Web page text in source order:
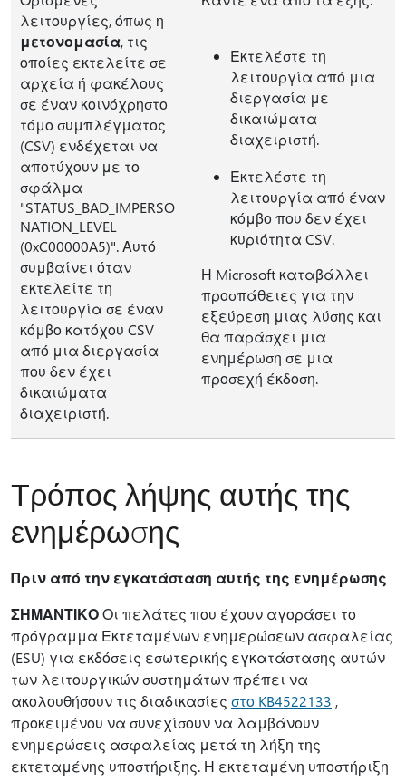
λειτουργίες, όπως η
μετονομασία, τις
οποίες εκτελείτε σε
αρχεία ή φακέλους
σε έναν κοινόχρηστο
τόμο συμπλέγματος
(CSV) ενδέχεται να
αποτύχουν με το
σφάλμα
"STATUS_BAD_IMPERSO
NATION_LEVEL
(0xC00000A5)". Αυτό
συμβαίνει όταν
εκτελείτε τη
λειτουργία σε έναν
κόμβο κατόχου CSV
από μια διεργασία
που δεν έχει
δικαιώματα
διαχειριστή.
Εκτελέστε τη
λειτουργία από μια
διεργασία με
δικαιώματα
διαχειριστή.
Εκτελέστε τη
λειτουργία από έναν
κόμβο που δεν έχει
κυριότητα CSV.
Η Microsoft καταβάλλει
προσπάθειες για την
εξεύρεση μιας λύσης και
θα παράσχει μια
ενημέρωση σε μια
προσεχή έκδοση.
Τρόπος λήψης αυτής της
ενημέρωσης
Πριν από την εγκατάσταση αυτής της ενημέρωσης
ΣΗΜΑΝΤΙΚΟΟι πελάτες που έχουν αγοράσει το
πρόγραμμα Εκτεταμένων ενημερώσεων ασφαλείας
(ESU) για εκδόσεις εσωτερικής εγκατάστασης αυτών
των λειτουργικών συστημάτων πρέπει να
ακολουθήσουν τις διαδικασίες στο KB4522133 ,
προκειμένου να συνεχίσουν να λαμβάνουν
ενημερώσεις ασφαλείας μετά τη λήξη της
εκτεταμένης υποστήριξης. Η εκτεταμένη υποστήριξη